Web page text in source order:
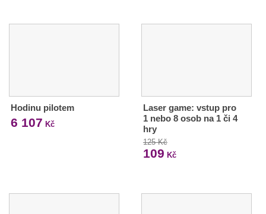
Hodinu pilotem
6 107 Kč
Laser game: vstup pro
1 nebo 8 osob na 1 či 4
hry
125 Kč
109 Kč